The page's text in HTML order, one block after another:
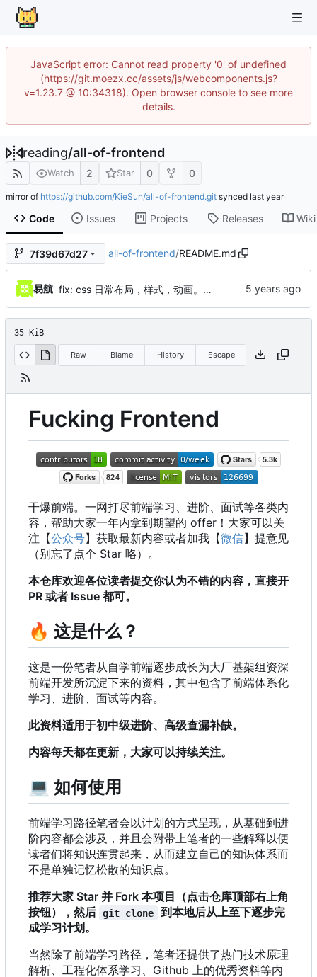
JavaScript error: Cannot read property '0' of undefined
(https://git.moezx.cc/assets/js/webcomponents.js?
v=1.23.7 @ 10:34318). Open browser console to see more
details.
reading/all-of-frontend
Watch 2 Star 0 0
mirror of https://github.com/KieSun/all-of-frontend.git synced
Code Issues Projects Releases Wiki
7f39d67d27 all-of-frontend/README.md
易航 fix: css 日常布局，样式，动画。归类到日常充电上去
35 KiB
Raw Blame History Escape
Fucking Frontend
干爆前端。一网打尽前端学习、进阶、面试等各类内
容，帮助大家一年内拿到期望的 offer ！ 大家可以关
注【公众号】获取最新内容或者加我【微信】提意见
（别忘了点个 Star 咯）。
本仓库欢迎各位读者提交你认为不错的内容，直接开
PR 或者 Issue 都可。
🔥 这是什么？
这是一份笔者从自学前端逐步成长为大厂基架组资深
前端开发所沉淀下来的资料，其中包含了前端体系化
学习、进阶、面试等内容。
此资料适用于初中级进阶、高级查漏补缺。
内容每天都在更新，大家可以持续关注。
💻 如何使用
前端学习路径笔者会以计划的方式呈现，从基础到进
阶内容都会涉及，并且会附带上笔者的一些解释以便
读者们将知识连贯起来，从而建立自己的知识体系而
不是单独记忆松散的知识点。
推荐大家 Star 并 Fork 本项目（点击仓库顶部右上角
按钮），然后 git clone
到本地后从上至下逐步完
成学习计划。
当然除了前端学习路径 ， 笔者还提供了热门技术原理
解析、工程化体系学习、Github 上的优秀资料等内